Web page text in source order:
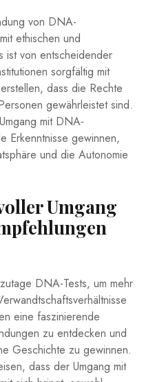
von DNA-
ethischen und
ist von entscheidender
sorgfältig mit
dass die Rechte
gewährleistet sind.
mit DNA-
Erkenntnisse gewinnen,
und die Autonomie
Umgang
DNA-Tests, um mehr
eine faszinierende
zu entdecken und
Geschichte zu gewinnen.
dass der Umgang mit